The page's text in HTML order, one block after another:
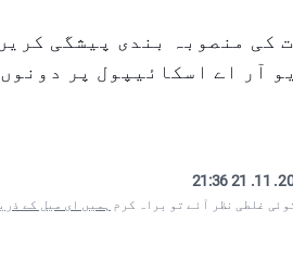
کی منصوبہ بندی پیشگی
آر اے اسکائیپول پر
2024.
غلطی نظر آئے تو براہ کرم ہمیں ای میل کے